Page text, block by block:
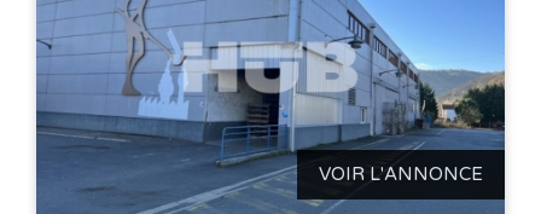
VOIR L'ANNONCE